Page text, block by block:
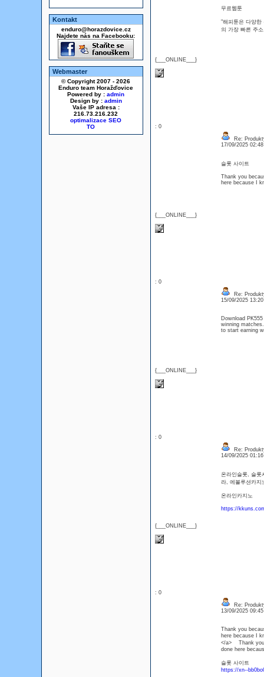
Kontakt
enduro@horazdovice.cz
Najdete nás na Facebooku:
Webmaster
© Copyright 2007 - 2026
Enduro team Horažďovice
Powered by : admin
Design by : admin
Vaše IP adresa :
216.73.216.232
optimalizace SEO
{___ONLINE___}
무료웹툰
"해피툰은 다양한
의 가장 빠른 주
: 0
{___ONLINE___}
Re:
17/09/2025
슬롯 사이트
Thank you
here because I
: 0
{___ONLINE___}
Re:
15/09/2025
Download
winning
to start earning
: 0
{___ONLINE___}
Re:
14/09/2025
온라인슬롯, 슬롯
라, 에볼루션카지
온라인카지노
https://
: 0
Re:
13/09/2025
Thank you
here because I
</a> Thank you
done here
슬롯 사이트
https://xn--